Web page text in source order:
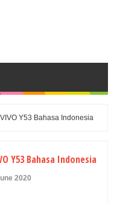
Y53 Bahasa Indonesia
Y53 Bahasa Indonesia
2020